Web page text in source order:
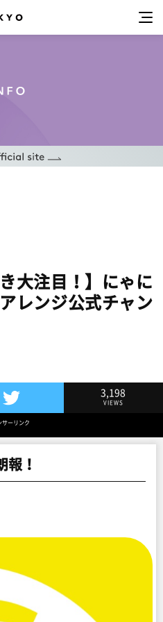
大注目！】にゃに
レンジ公式チャン
イート
3,198
VIEWS
サーリンク
報！